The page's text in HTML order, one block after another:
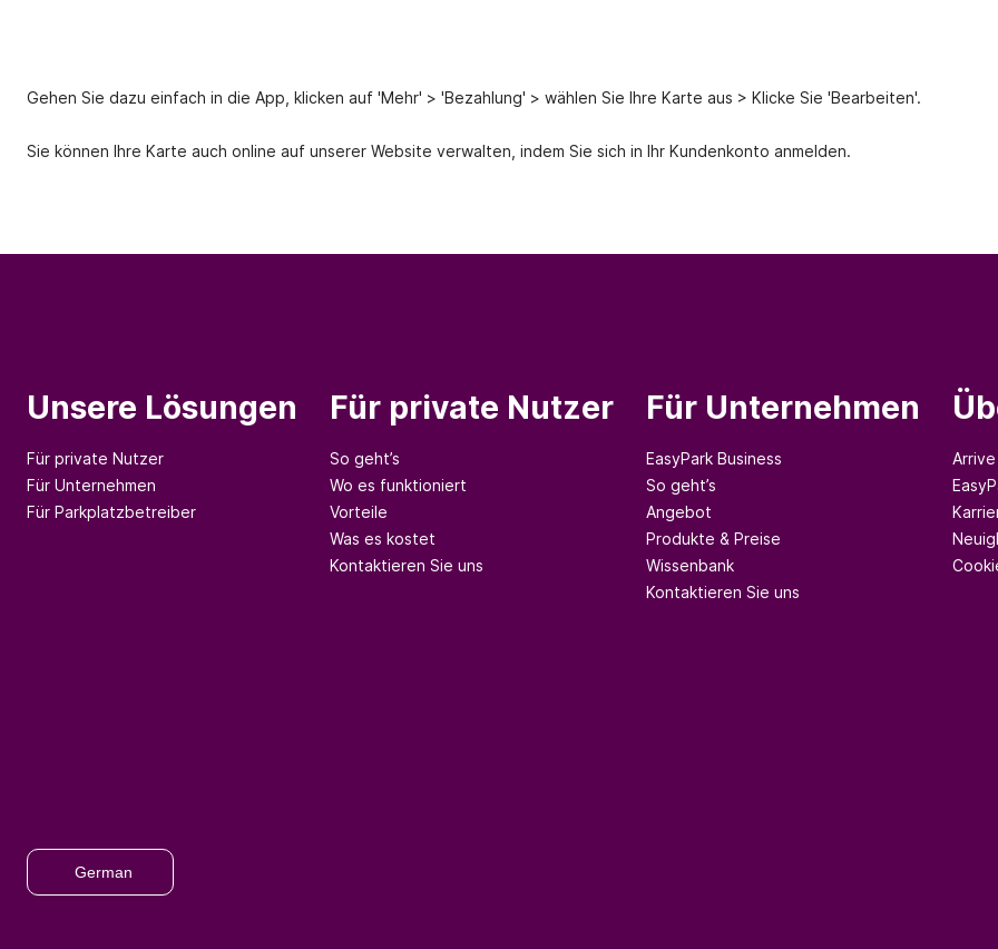
Gehen Sie dazu einfach in die App, klicken auf 'Mehr' > 'Bezahlung' > wählen Sie Ihre Karte aus > Klicke Sie 'Bearbeiten'.
Sie können Ihre Karte auch online auf unserer Website verwalten, indem Sie sich in Ihr Kundenkonto anmelden.
Unsere Lösungen
Für private Nutzer
Für Unternehmen
Für Parkplatzbetreiber
Für private Nutzer
So geht’s
Wo es funktioniert
Vorteile
Was es kostet
Kontaktieren Sie uns
Für Unternehmen
EasyPark Business
So geht’s
Angebot
Produkte & Preise
Wissenbank
Kontaktieren Sie uns
Arrive
German